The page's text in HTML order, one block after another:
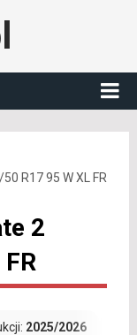
R17 95 W XL FR
2
2025/2026